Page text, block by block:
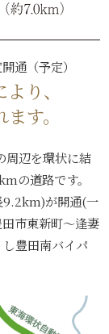
通（予定）
り、
す。
周辺を環状に結
の道路です。
9.2km)が開通(一
市東新町〜逢妻
豊田南バイパ